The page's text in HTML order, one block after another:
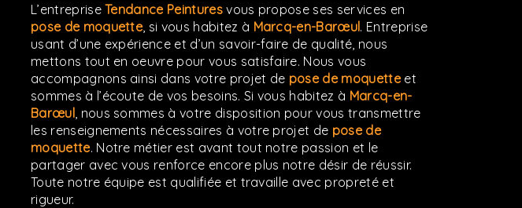
L’entrepriseTendance Peinturesvous propose ses services en
pose de moquette, si vous habitez à Marcq-en-Barœul. Entreprise
usant d’une expérience et d’un savoir-faire de qualité, nous
mettons tout en oeuvre pour vous satisfaire. Nous vous
accompagnons ainsi dans votre projet de pose de moquetteet
sommes à l’écoute de vos besoins. Si vous habitez à Marcq-en-
Barœul, nous sommes à votre disposition pour vous transmettre
les renseignements nécessaires à votre projet de pose de
moquette. Notre métier est avant tout notre passion et le
partager avec vous renforce encore plus notre désir de réussir.
Toute notre équipe est qualifiée et travaille avec propreté et
rigueur.